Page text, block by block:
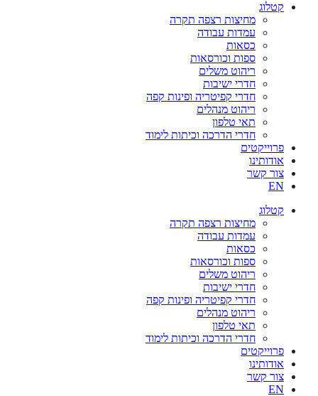
קטלוג
מחיצות רצפה תקרה
עמדות עבודה
כסאות
ספות וכורסאות
ריהוט משלים
חדרי ישיבות
חדרי קפיטריה ופינות קפה
ריהוט מנהלים
תאי טלפון
חדרי הדרכה וכיתות לימוד
פרוייקטים
אודותינו
צור קשר
EN
קטלוג
מחיצות רצפה תקרה
עמדות עבודה
כסאות
ספות וכורסאות
ריהוט משלים
חדרי ישיבות
חדרי קפיטריה ופינות קפה
ריהוט מנהלים
תאי טלפון
חדרי הדרכה וכיתות לימוד
פרוייקטים
אודותינו
צור קשר
EN